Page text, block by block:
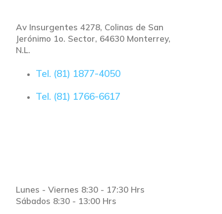
Av Insurgentes 4278, Colinas de San
Jerónimo 1o. Sector, 64630 Monterrey,
N.L.
Tel. (81) 1877-4050
Tel. (81) 1766-6617
Lunes - Viernes 8:30 - 17:30 Hrs
Sábados 8:30 - 13:00 Hrs